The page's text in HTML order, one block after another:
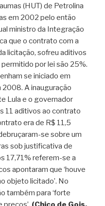
(HUT) de Petrolina
em 2002 pelo então
ministro da Integração
que o contrato com a
licitação, sofreu aditivos
por lei são 25%.
se iniciado em
A inauguração
Lula e o governador
11 aditivos ao contrato
era de R$ 11,5
se sobre um
sob justificativa de
17,71% referem-se a
apontaram que ‘houve
objeto licitado’. No
também para ‘forte